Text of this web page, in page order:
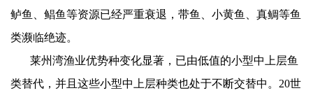
鲈鱼、鲳鱼等资源已经严重衰退，带鱼、小黄鱼、真鲷等鱼
类濒临绝迹。
莱州湾渔业优势种变化显著，已由低值的小型中上层鱼
类替代，并且这些小型中上层种类也处于不断交替中。 20世